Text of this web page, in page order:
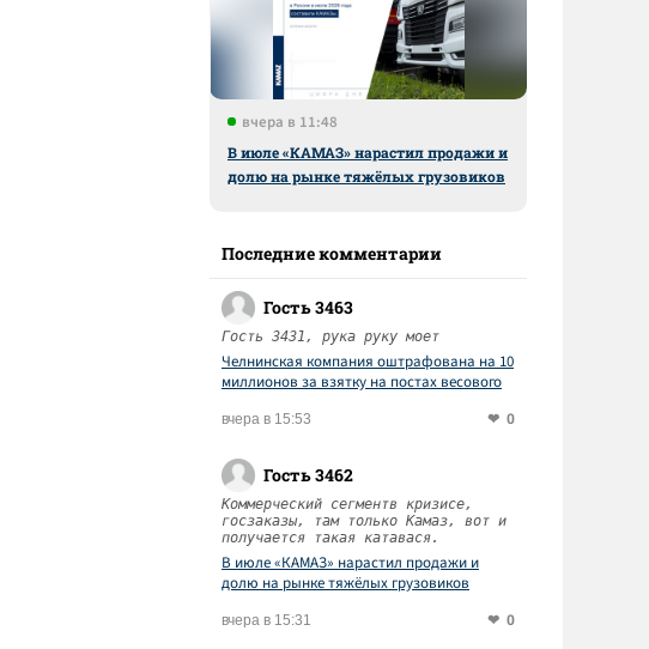
вчера в 11:48
В июле «КАМАЗ» нарастил продажи и
долю на рынке тяжёлых грузовиков
Последние комментарии
Гость 3463
Гость 3431, рука руку моет
Челнинская компания оштрафована на 10
миллионов за взятку на постах весового
вчера в 15:53 0
Гость 3462
Коммерческий сегментв кризисе,
госзаказы, там только Камаз, вот и
получается такая катавася.
В июле «КАМАЗ» нарастил продажи и
долю на рынке тяжёлых грузовиков
вчера в 15:31 0